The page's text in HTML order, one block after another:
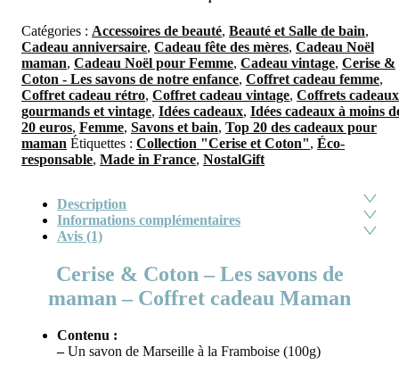
Catégories : Accessoires de beauté, Beauté et Salle de bain,
Cadeau anniversaire, Cadeau fête des mères, Cadeau Noël
maman, Cadeau Noël pour Femme, Cadeau vintage, Cerise &
Coton - Les savons de notre enfance, Coffret cadeau femme,
Coffret cadeau rétro, Coffret cadeau vintage, Coffrets cadeaux
gourmands et vintage, Idées cadeaux, Idées cadeaux à moins
20 euros, Femme, Savons et bain, Top 20 des cadeaux pour
maman Étiquettes : Collection "Cerise et Coton", Éco-
responsable, Made in France, NostalGift
Description
Informations complémentaires
Avis (1)
Cerise & Coton – Les savons de
maman – Coffret cadeau Maman
Contenu :
–Un savon de Marseille à la Framboise (100g)